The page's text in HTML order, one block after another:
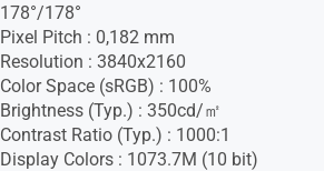
178°/178°
Pixel Pitch : 0,182 mm
Resolution : 3840x2160
Color Space (sRGB) : 100%
Brightness (Typ.) : 350cd/㎡
Contrast Ratio (Typ.) : 1000:1
Display Colors : 1073.7M (10 bit)